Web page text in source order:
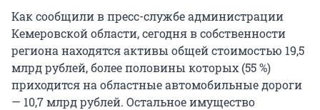
Как сообщили в пресс-службе администрации
Кемеровской области, сегодня в собственности
региона находятся активы общей стоимостью 19,5
млрд рублей, более половины которых (55 %)
приходится на областные автомобильные дороги
— 10,7 млрд рублей. Остальное имущество